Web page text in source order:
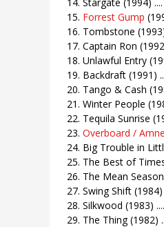
15. Forrest Gump
16. Tombstone
17. Captain Ron
18. Unlawful Entry
19. Backdraft (1991)
20. Tango & Cash
21. Winter People
22. Tequila Sunrise
23. Overboard /
24. Big Trouble in
25. The Best of
26. The Mean
27. Swing Shift
28. Silkwood (1983)
29. The Thing (1982)